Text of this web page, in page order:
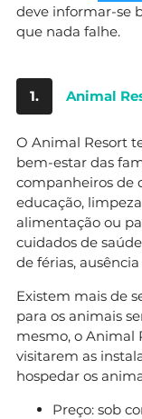
deve informar-se
que nada falhe.
1. Animal
O Animal Resort
bem-estar das
companheiros de
educação,
alimentação ou
cuidados de
de férias,
Existem mais de
para os animais
mesmo, o Animal
visitarem as
hospedar os
Preço: sob